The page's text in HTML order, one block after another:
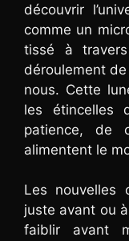
découvrir
comme un
tissé à
déroulement
nous. Cette
les étincelles
patience, de
alimentent le
Les nouvelles
juste avant ou
faiblir avant